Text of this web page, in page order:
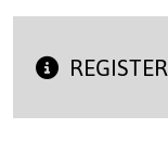
REGISTER